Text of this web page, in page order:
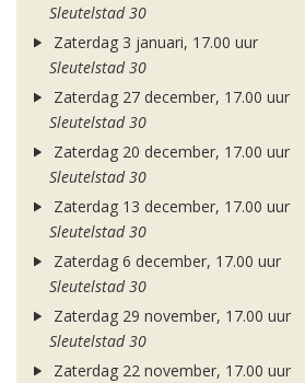
Sleutelstad 30
Zaterdag 3 januari, 17.00 uur
Sleutelstad 30
Zaterdag 27 december, 17.00 uur
Sleutelstad 30
Zaterdag 20 december, 17.00 uur
Sleutelstad 30
Zaterdag 13 december, 17.00 uur
Sleutelstad 30
Zaterdag 6 december, 17.00 uur
Sleutelstad 30
Zaterdag 29 november, 17.00 uur
Sleutelstad 30
Zaterdag 22 november, 17.00 uur